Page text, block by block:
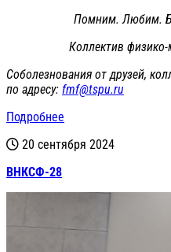
Помним. Любим.
Коллектив физико-
Соболезнования от друзей,
по адресу: fmf@tspu.ru
Подробнее
20 сентября 2024
ВНКСФ-28